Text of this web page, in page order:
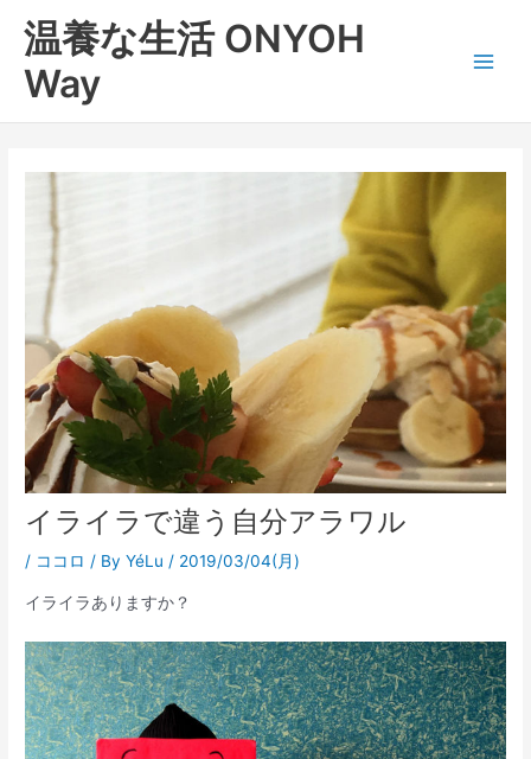
温養な生活 ONYOH
Way
イライラで違う自分アラワル
/ ココロ / ByYéLu / 2019/03/04(月)
イライラありますか？